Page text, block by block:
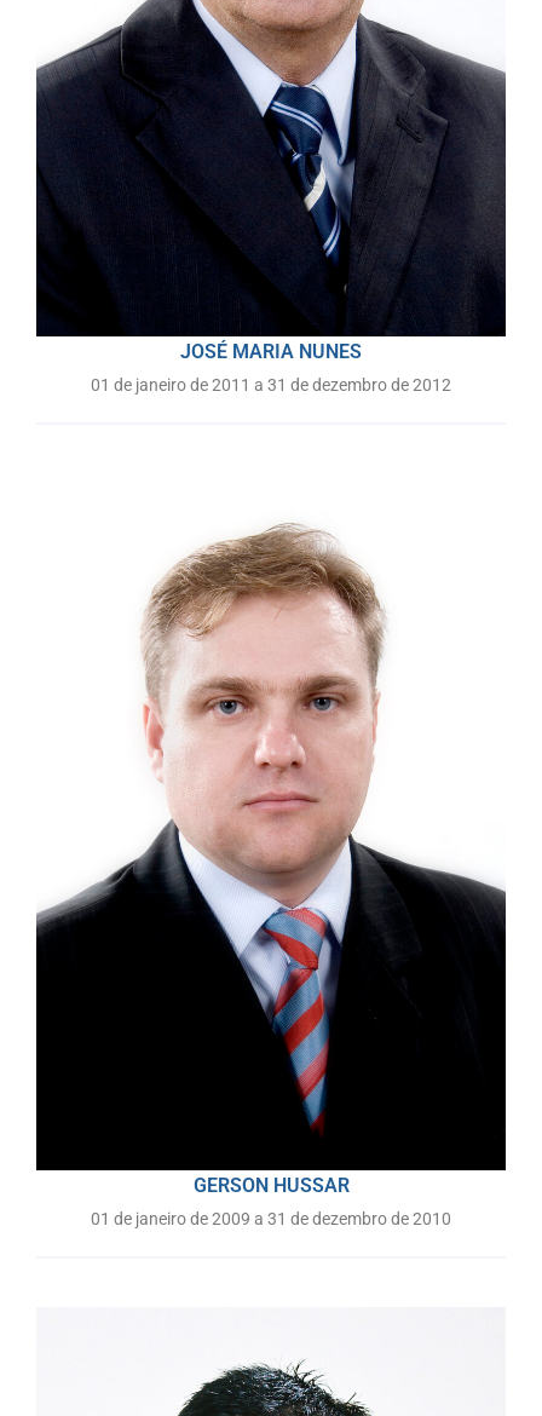
JOSÉ MARIA NUNES
01 de janeiro de 2011 a 31 de dezembro de 2012
GERSON HUSSAR
01 de janeiro de 2009 a 31 de dezembro de 2010